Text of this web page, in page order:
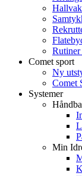
Comet sport
Ny
Comet
Systemer
Min